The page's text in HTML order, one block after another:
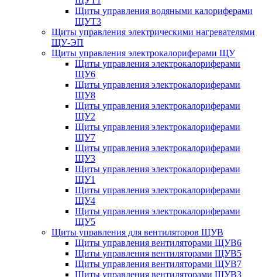
Щиты управления водяными калориферами
ЩУТ3
Щиты управления электрическими нагревателями
ЩУ-ЭП
Щиты управления электрокалориферами ЩУ
Щиты управления электрокалориферами
ЩУ6
Щиты управления электрокалориферами
ЩУ8
Щиты управления электрокалориферами
ЩУ2
Щиты управления электрокалориферами
ЩУ7
Щиты управления электрокалориферами
ЩУ3
Щиты управления электрокалориферами
ЩУ1
Щиты управления электрокалориферами
ЩУ4
Щиты управления электрокалориферами
ЩУ5
Щиты управления для вентиляторов ЩУВ
Щиты управления вентиляторами ЩУВ6
Щиты управления вентиляторами ЩУВ5
Щиты управления вентиляторами ЩУВ7
Щиты управления вентиляторами ЩУВ3